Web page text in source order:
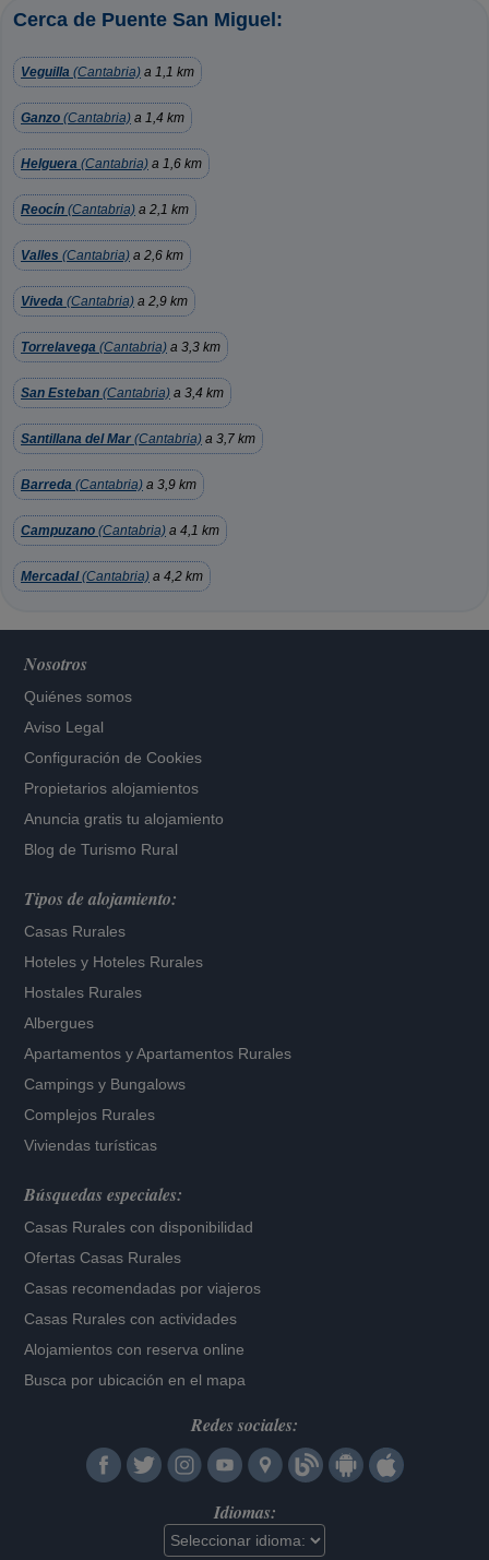
Cerca de Puente San Miguel:
Veguilla (Cantabria) a 1,1 km
Ganzo (Cantabria) a 1,4 km
Helguera (Cantabria) a 1,6 km
Reocín (Cantabria) a 2,1 km
Valles (Cantabria) a 2,6 km
Viveda (Cantabria) a 2,9 km
Torrelavega (Cantabria) a 3,3 km
San Esteban (Cantabria) a 3,4 km
Santillana del Mar (Cantabria) a 3,7 km
Barreda (Cantabria) a 3,9 km
Campuzano (Cantabria) a 4,1 km
Mercadal(Cantabria) a 4,2 km
Nosotros
Quiénes somos
Aviso Legal
Configuración de Cookies
Propietarios alojamientos
Anuncia gratis tu alojamiento
Blog de Turismo Rural
Tipos de alojamiento:
Casas Rurales
Hoteles y Hoteles Rurales
Hostales Rurales
Albergues
Apartamentos yApartamentos Rurales
Campings y Bungalows
Complejos Rurales
Viviendas turísticas
Búsquedas especiales:
Casas Rurales con disponibilidad
Ofertas Casas Rurales
Casas recomendadas por viajeros
Casas Rurales con actividades
Alojamientos con reserva online
Busca por ubicación en el mapa
Redes sociales:
Idiomas: